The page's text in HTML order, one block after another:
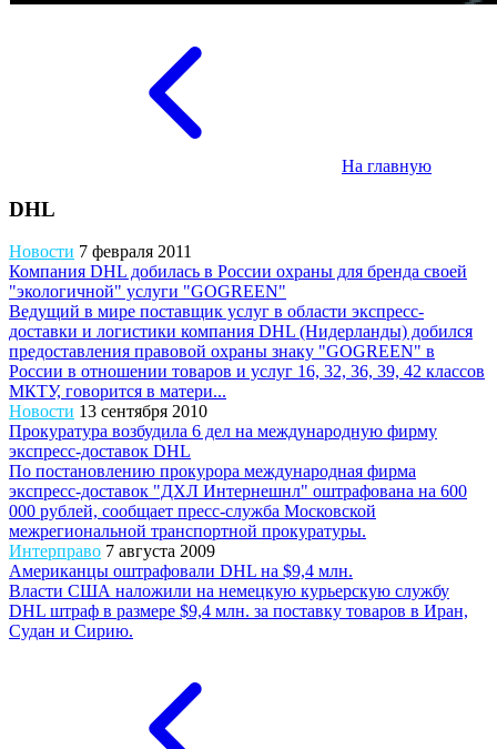
На главную
DHL
Новости 7 февраля 2011
Компания DHL добилась в России охраны для бренда своей
"экологичной" услуги "GOGREEN"
Ведущий в мире поставщик услуг в области экспресс-
доставки и логистики компания DHL (Нидерланды) добился
предоставления правовой охраны знаку "GOGREEN" в
России в отношении товаров и услуг 16, 32, 36, 39, 42 классов
МКТУ, говорится в матери...
Новости 13 сентября 2010
Прокуратура возбудила 6 дел на международную фирму
экспресс-доставок DHL
По постановлению прокурора международная фирма
экспресс-доставок "ДХЛ Интернешнл" оштрафована на 600
000 рублей, сообщает пресс-служба Московской
межрегиональной транспортной прокуратуры.
Интерправо 7 августа 2009
Американцы оштрафовали DHL на $9,4 млн.
Власти США наложили на немецкую курьерскую службу
DHL штраф в размере $9,4 млн. за поставку товаров в Иран,
Судан и Сирию.